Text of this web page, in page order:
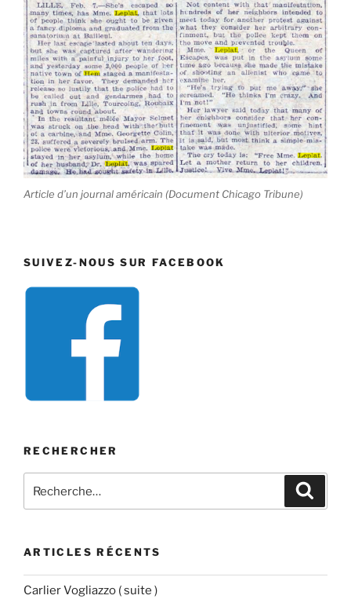
Article d’un journal américain (Document Chicago Tribune)
SUIVEZ-NOUS SUR FACEBOOK
RECHERCHER
pour
ARTICLES RÉCENTS
Carlier Vogliazzo ( suite )